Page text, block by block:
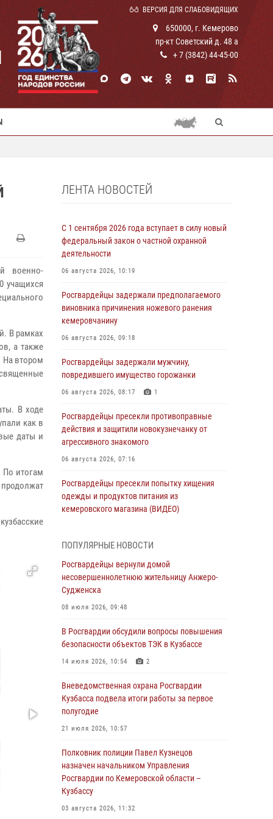
ВЕРСИЯ ДЛЯ СЛАБОВИДЯЩИХ
650000, г. Кемерово
пр-кт Советский д. 48 а
+ 7 (3842) 44-45-00
военно-
учащихся
В рамках
а также
На втором
В ходе
как в
даты и
По итогам
ЛЕНТА НОВОСТЕЙ
С 1 сентября 2026 года вступает в силу новый
федеральный закон о частной охранной
деятельности
06 августа 2026, 10:19
Росгвардейцы задержали предполагаемого
виновника причинения ножевого ранения
кемеровчанину
06 августа 2026, 09:18
Росгвардейцы задержали мужчину,
повредившего имущество горожанки
06 августа 2026, 08:17 1
Росгвардейцы пресекли противоправные
действия и защитили новокузнечанку от
агрессивного знакомого
06 августа 2026, 07:16
Росгвардейцы пресекли попытку хищения
одежды и продуктов питания из
кемеровского магазина (ВИДЕО)
В Кузбассе стартовал чемпионат Сибирского
ордена Жукова округа Росгвардии по
служебно-боевой стрельбе
05 августа 2026, 10:53
дебошира, устроившего конфликт в
медицинском учреждении
05 августа 2026, 09:30
Росгвардейцы задержали участника драки,
причинившего побои оппоненту
05 августа 2026, 08:50
общественного порядка на городском пляже
05 августа 2026, 08:10
Росгвардейцы в Юрге пресекли попытку
проникновения на территорию частного
ПОПУЛЯРНЫЕ НОВОСТИ
Росгвардейцы вернули домой
несовершеннолетнюю жительницу Анжеро-
Судженска
08 июля 2026, 09:48
В Росгвардии обсудили вопросы повышения
безопасности объектов ТЭК в Кузбассе
14 июля 2026, 10:54 2
Вневедомственная охрана Росгвардии
Кузбасса подвела итоги работы за первое
полугодие
21 июля 2026, 10:57
Полковник полиции Павел Кузнецов
назначен начальником Управления
Росгвардии по Кемеровской области –
Кузбассу
03 августа 2026, 11:32